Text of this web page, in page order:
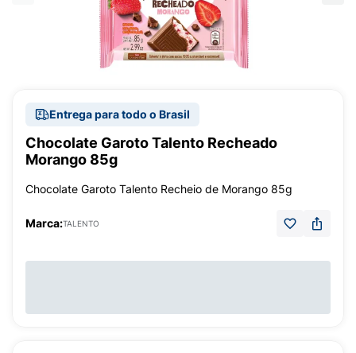
Entrega para todo o Brasil
Chocolate Garoto Talento Recheado
Morango 85g
Chocolate Garoto Talento Recheio de Morango 85g
Marca:TALENTO